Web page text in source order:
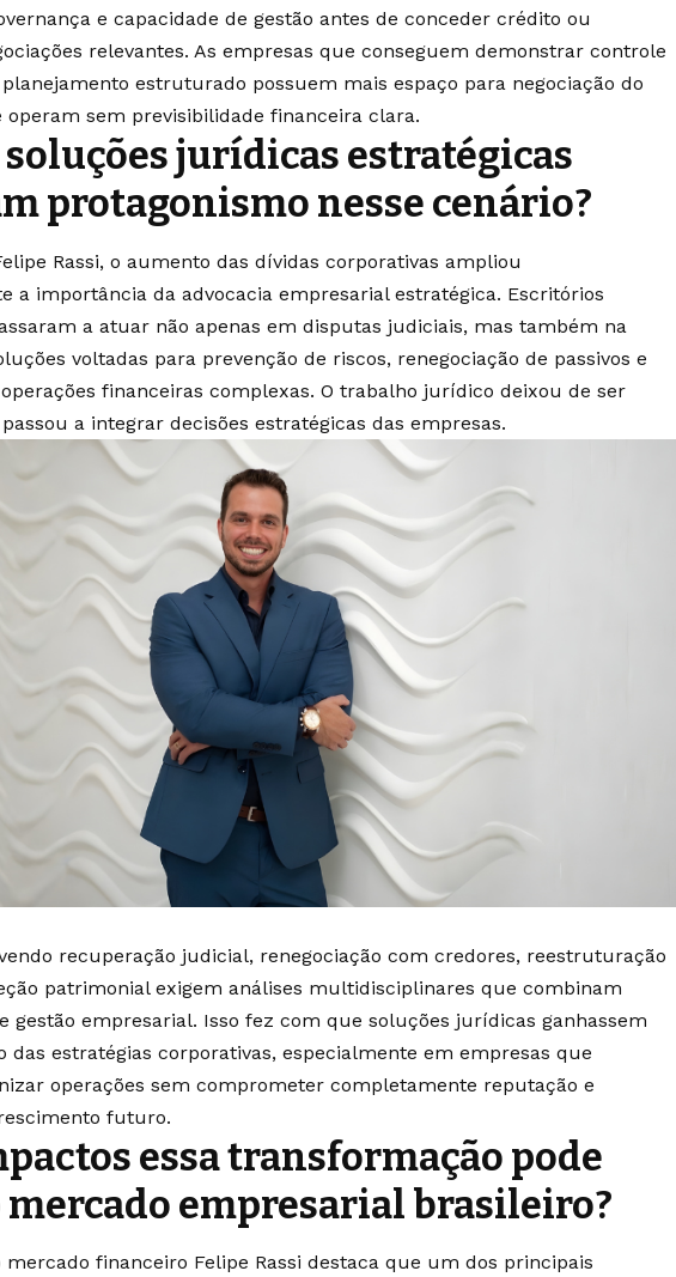
e capacidade de gestão antes de conceder crédito ou
relevantes. As empresas que conseguem demonstrar controle
estruturado possuem mais espaço para negociação do
operam sem previsibilidade financeira clara.
soluções jurídicas estratégicas
protagonismo nesse cenário?
Rassi, o aumento das dívidas corporativas ampliou
a importância da advocacia empresarial estratégica. Escritórios
a atuar não apenas em disputas judiciais, mas também na
voltadas para prevenção de riscos, renegociação de passivos e
financeiras complexas. O trabalho jurídico deixou de ser
a integrar decisões estratégicas das empresas.
recuperação judicial, renegociação com credores, reestruturação
patrimonial exigem análises multidisciplinares que combinam
gestão empresarial. Isso fez com que soluções jurídicas ganhassem
das estratégias corporativas, especialmente em empresas que
operações sem comprometer completamente reputação e
futuro.
essa transformação pode
mercado empresarial brasileiro?
mercado financeiro Felipe Rassi destaca que um dos principais